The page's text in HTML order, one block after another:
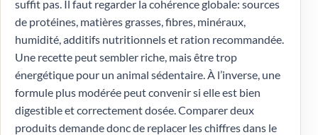
suffit pas. Il faut regarder la cohérence globale: sources
de protéines, matières grasses, fibres, minéraux,
humidité, additifs nutritionnels et ration recommandée.
Une recette peut sembler riche, mais être trop
énergétique pour un animal sédentaire. À l’inverse, une
formule plus modérée peut convenir si elle est bien
digestible et correctement dosée. Comparer deux
produits demande donc de replacer les chiffres dans le